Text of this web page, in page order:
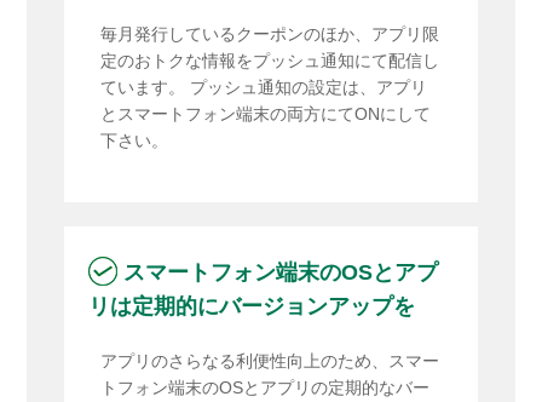
毎月発行しているクーポンのほか、アプリ限
定のおトクな情報をプッシュ通知にて配信し
ています。 プッシュ通知の設定は、アプリ
とスマートフォン端末の両方にてONにして
下さい。
スマートフォン端末のOSとアプ
リは定期的にバージョンアップを
アプリのさらなる利便性向上のため、スマー
トフォン端末のOSとアプリの定期的なバー